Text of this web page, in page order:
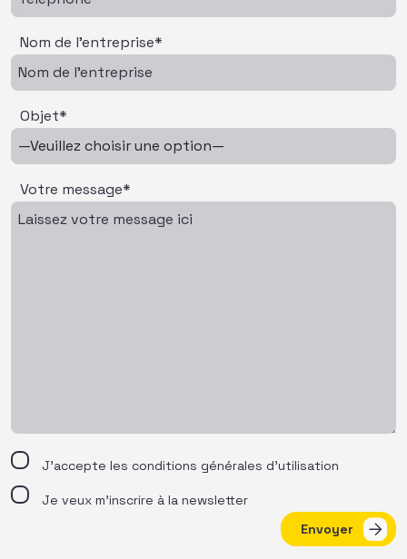
Nom de l'entreprise*
Objet*
Votre message*
J’accepte les conditions générales d’utilisation
Je veux m'inscrire à la newsletter
Envoyer